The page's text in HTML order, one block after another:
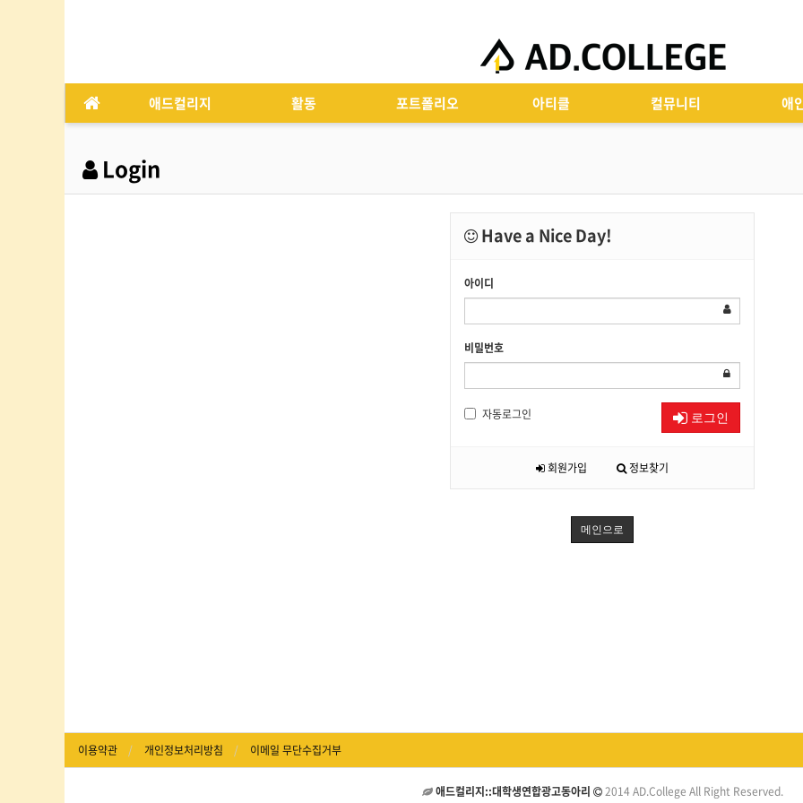
애드컬리지 활동 포트폴리오 아티클 컬뮤니티 애
Login
Have a Nice Day!
아이디
비밀번호
자동로그인 로그인
회원가입 정보찾기
메인으로
이용약관 개인정보처리방침 이메일 무단수집거부
애드컬리지::대학생연합광고동아리 2014 AD.College All Right Reserved.